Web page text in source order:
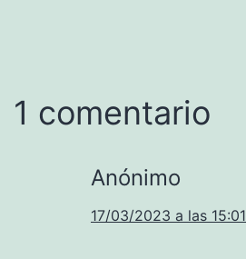
1 comentario
Anónimo
17/03/2023 a las 15:01